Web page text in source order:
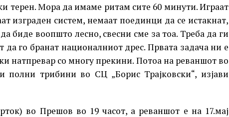
терен. Мора да имаме ритам сите 60 минути. Играат
изграден систем, немаат поединци да се истакнат,
биде воопшто лесно, свесни сме за тоа. Треба да ги
го бранат националниот дрес. Првата задача ни е
натпревар со многу прекини. Потоа на реваншот во
трибини во СЦ „Борис Трајковски“, изјави
во Прешов во 19 часот, а реваншот е на 17.мај